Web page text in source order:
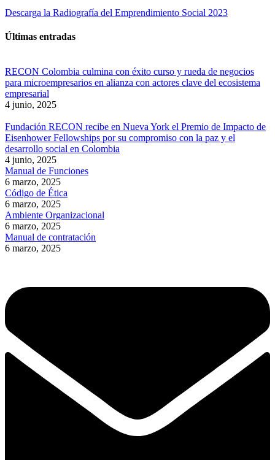
Descarga la Radiografía del Emprendimiento Social 2023
Últimas entradas
RECON Colombia culmina con éxito curso y rueda de negocios
para microempresarios en alianza con actores clave del ecosistema
empresarial
4 junio, 2025
Fundación RECON recibe en Nueva York el Premio de Impacto de
Eisenhower Fellowships por su compromiso con la paz y el
desarrollo social en Colombia
4 junio, 2025
Manual de Funciones
6 marzo, 2025
Código de Ética
6 marzo, 2025
Ambiente Organizacional
6 marzo, 2025
Manual de contratación
6 marzo, 2025